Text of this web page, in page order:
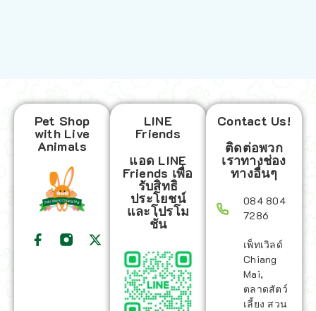
Pet Shop
with Live
Animals
LINE
Friends
แอด LINE
Friends เพื่อ
รับสิทธิ
ประโยชน์
และโปรโม
ชั่น
Contact Us!
ติดต่อพวก
เราทางช่อง
ทางอื่นๆ
084 804
7286
เพ็ทเวิลด์
Chiang
Mai,
ตลาดสัตว์
เลี้ยง สวน